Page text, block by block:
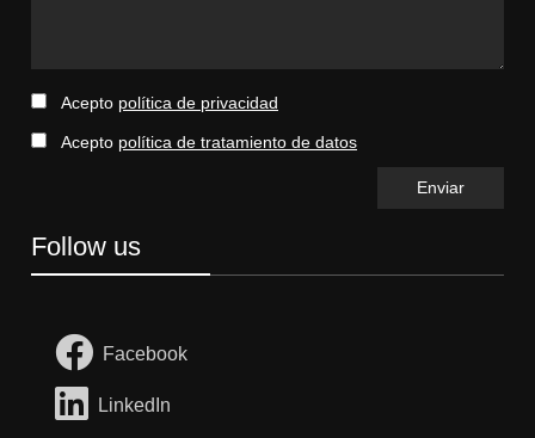
Acepto política de privacidad
Acepto política de tratamiento de datos
Follow us
Facebook
LinkedIn